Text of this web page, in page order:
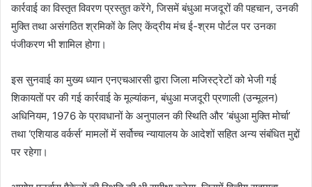
कार्रवाई का विस्‍तृत विवरण प्रस्‍तुत करेंगे, जिसमें बंधुआ मजदूरों की पहचान, उनकी
मुक्ति तथा असंगठित श्रमिकों के लिए केंद्रीय मंच ई-श्रम पोर्टल पर उनका
पंजीकरण भी शामिल होगा।
इस सुनवाई का मुख्‍य ध्‍यान एनएचआरसी द्वारा जिला मजिस्‍ट्रेटों को भेजी गई
शिकायतों पर की गई कार्रवाई के मूल्‍यांकन, बंधुआ मजदूरी प्रणाली (उन्मूलन)
अधिनियम, 1976 के प्रावधानों के अनुपालन की स्‍थिति और ‘बंधुआ मुक्ति मोर्चा’
तथा ‘एशियाड वर्कर्स’ मामलों में सर्वोच्‍च न्‍यायालय के आदेशों सहित अन्‍य संबंधित मुद्दों
पर रहेगा।